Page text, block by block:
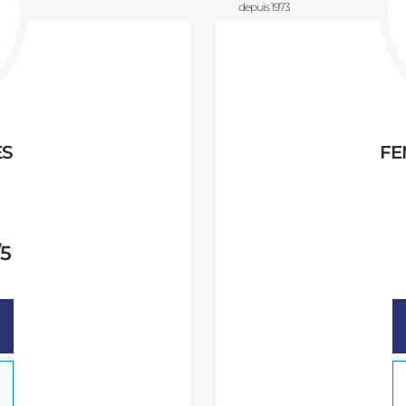
:
depuis 1973